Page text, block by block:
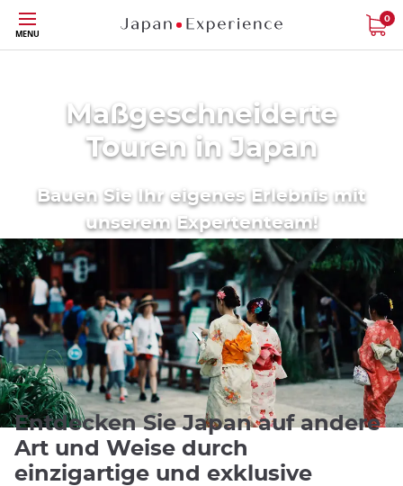
Größe
MENU
0
Maßgeschneiderte
Touren in Japan
Bauen Sie Ihr eigenes Erlebnis mit
unserem Expertenteam!
Entdecken Sie Japan auf andere
Art und Weise durch
einzigartige und exklusive